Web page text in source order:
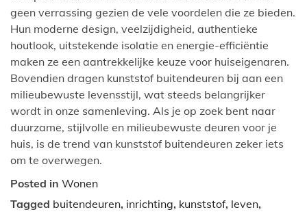
geen verrassing gezien de vele voordelen die ze bieden.
Hun moderne design, veelzijdigheid, authentieke
houtlook, uitstekende isolatie en energie-efficiëntie
maken ze een aantrekkelijke keuze voor huiseigenaren.
Bovendien dragen kunststof buitendeuren bij aan een
milieubewuste levensstijl, wat steeds belangrijker
wordt in onze samenleving. Als je op zoek bent naar
duurzame, stijlvolle en milieubewuste deuren voor je
huis, is de trend van kunststof buitendeuren zeker iets
om te overwegen.
Posted in Wonen
Tagged buitendeuren, inrichting, kunststof, leven,